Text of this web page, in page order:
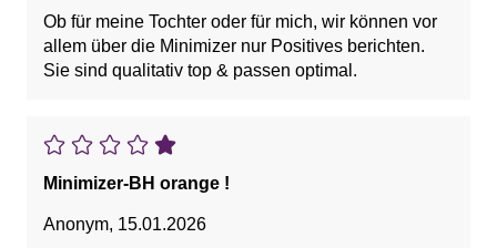
Ob für meine Tochter oder für mich, wir können vor
allem über die Minimizer nur Positives berichten.
Sie sind qualitativ top & passen optimal.
Minimizer-BH orange !
Anonym, 15.01.2026